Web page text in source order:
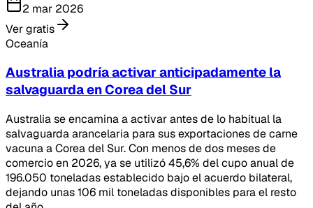
2 mar 2026
Ver gratis
Oceanía
Australia podría activar anticipadamente la
salvaguarda en Corea del Sur
Australia se encamina a activar antes de lo habitual la
salvaguarda arancelaria para sus exportaciones de carne
vacuna a Corea del Sur. Con menos de dos meses de
comercio en 2026, ya se utilizó 45,6% del cupo anual de
196.050 toneladas establecido bajo el acuerdo bilateral,
dejando unas 106 mil toneladas disponibles para el resto